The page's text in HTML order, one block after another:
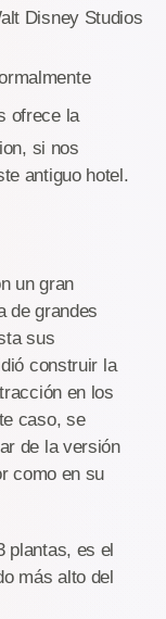
Disney Studios
ofrece la
si nos
antiguo hotel.
un gran
de grandes
sus
construir la
en los
caso, se
de la versión
como en su
plantas, es el
más alto del